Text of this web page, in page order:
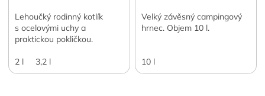
Lehoučký rodinný kotlík
s ocelovými uchy a
praktickou pokličkou.
2 l 3,2 l
Velký závěsný campingový
hrnec. Objem 10 l.
10 l